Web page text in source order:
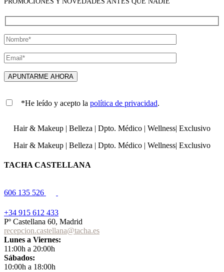
*He leído y acepto la política de privacidad.
Hair & Makeup | Belleza | Dpto. Médico | Wellness| Exclusivo
Hair & Makeup | Belleza | Dpto. Médico | Wellness| Exclusivo
TACHA CASTELLANA
606 135 526
+34 915 612 433
Pº Castellana 60, Madrid
recepcion.castellana@tacha.es
Lunes a Viernes:
11:00h a 20:00h
Sábados:
10:00h a 18:00h